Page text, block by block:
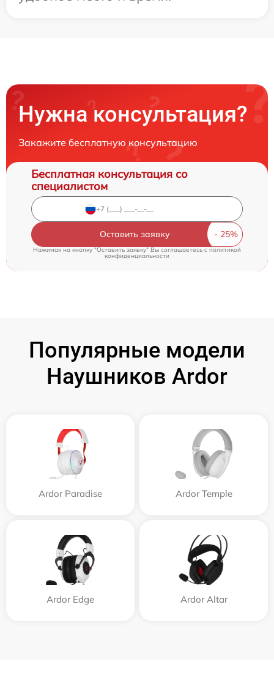
Нужна консультация?
Закажите бесплатную консультацию
Бесплатная консультация со
специалистом
Оставить заявку
Нажимая на кнопку "Оставить заявку" Вы соглашаетесь cполитикой
конфиденциальности
Популярные модели
Наушников Ardor
Ardor Paradise Ardor Temple
Ardor Edge Ardor Аltar